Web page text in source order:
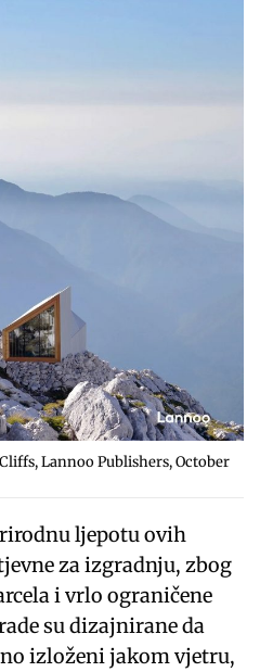
Lannoo Publishers, October
ljepotu ovih
za izgradnju, zbog
i vrlo ograničene
su dizajnirane da
izloženi jakom vjetru,